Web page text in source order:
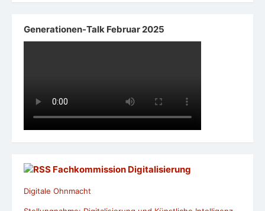
Stellungnahme: Digitalisierung und Künstliche Intelligenz
KW 32: Die Woche, in der wir mit Sorge und Hoffnung
12 neue Texte mit insgesamt 127.811 Zeichen
veröffentlicht. Willkommen zum netzpolitischen
Wochenrückblick.